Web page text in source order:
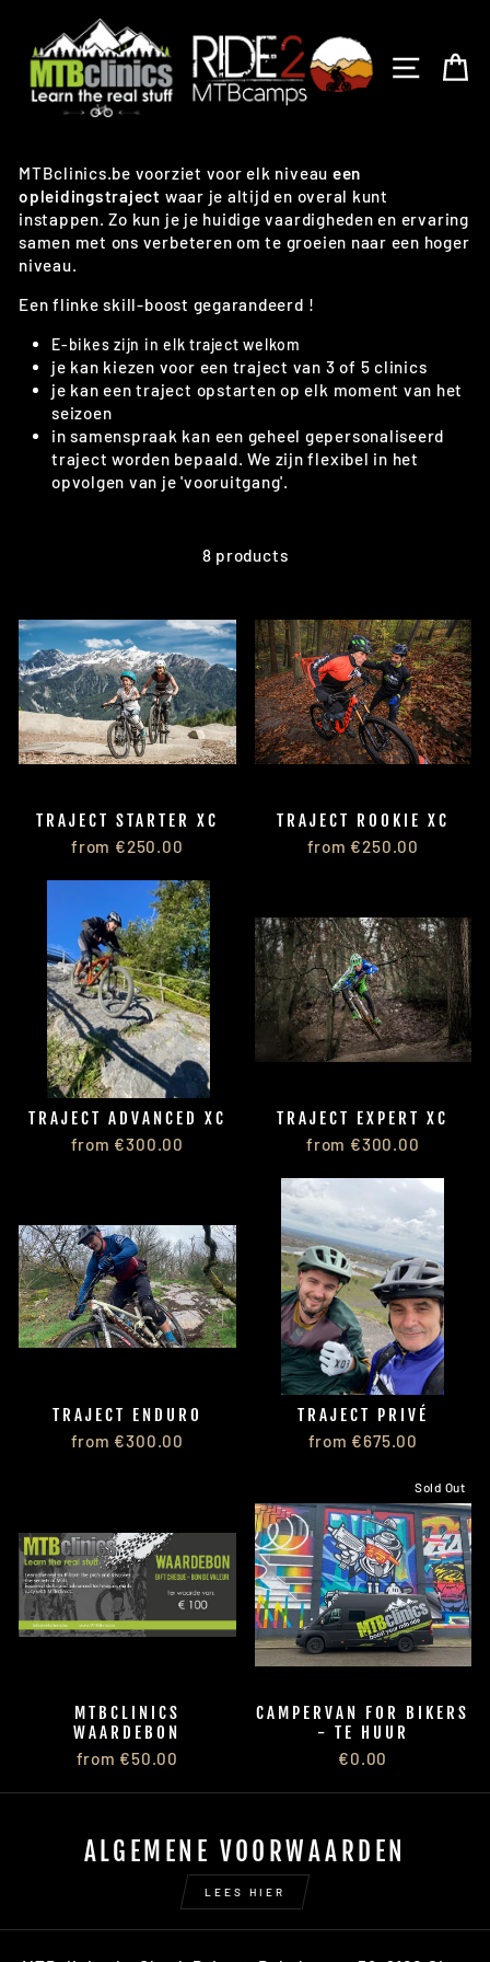
content
SITE
MTBclinics.be voorziet voor elk niveau een
opleidingstraject waar je altijd en overal kunt
instappen. Zo kun je je huidige vaardigheden en ervaring
samen met ons verbeteren om te groeien naar een hoger
niveau.
Een flinke skill-boost gegarandeerd !
E-bikes zijn in elk traject welkom
je kan kiezen voor een traject van 3 of 5 clinics
je kan een traject opstarten op elk moment van het
seizoen
in samenspraak kan een geheel gepersonaliseerd
traject worden bepaald. We zijn flexibel in het
opvolgen van je 'vooruitgang'.
8 products
TRAJECT STARTER XC
from €250.00
TRAJECT ROOKIE XC
from €250.00
TRAJECT ADVANCED XC
from €300.00
TRAJECT EXPERT XC
from €300.00
TRAJECT ENDURO
from €300.00
TRAJECT PRIVÉ
from €675.00
MTBCLINICS
WAARDEBON
from €50.00
Sold Out
CAMPERVAN FOR BIKERS
- TE HUUR
€0.00
ALGEMENE VOORWAARDEN
LEES HIER